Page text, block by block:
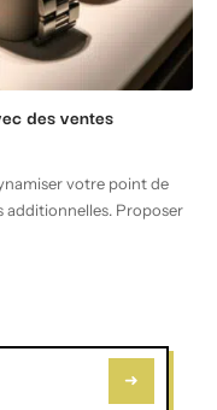
des ventes
votre point de
additionnelles. Proposer